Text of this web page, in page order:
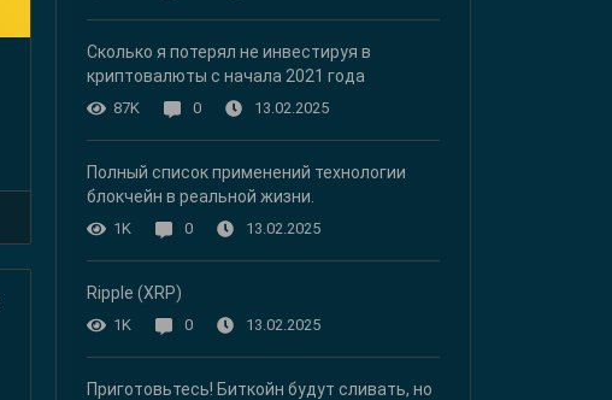
Сколько я потерял не инвестируя в
криптовалюты с начала 2021 года
87K 0 13.02.2025
Полный список применений технологии
блокчейн в реальной жизни.
1K 0 13.02.2025
Ripple (XRP)
1K 0 13.02.2025
Приготовьтесь! Биткойн будут сливать, но